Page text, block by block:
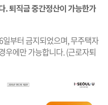
. 퇴직금 중간정산이 가능한가
부터 금지되었으며, 무주택자
우에만 가능합니다. (근로자퇴